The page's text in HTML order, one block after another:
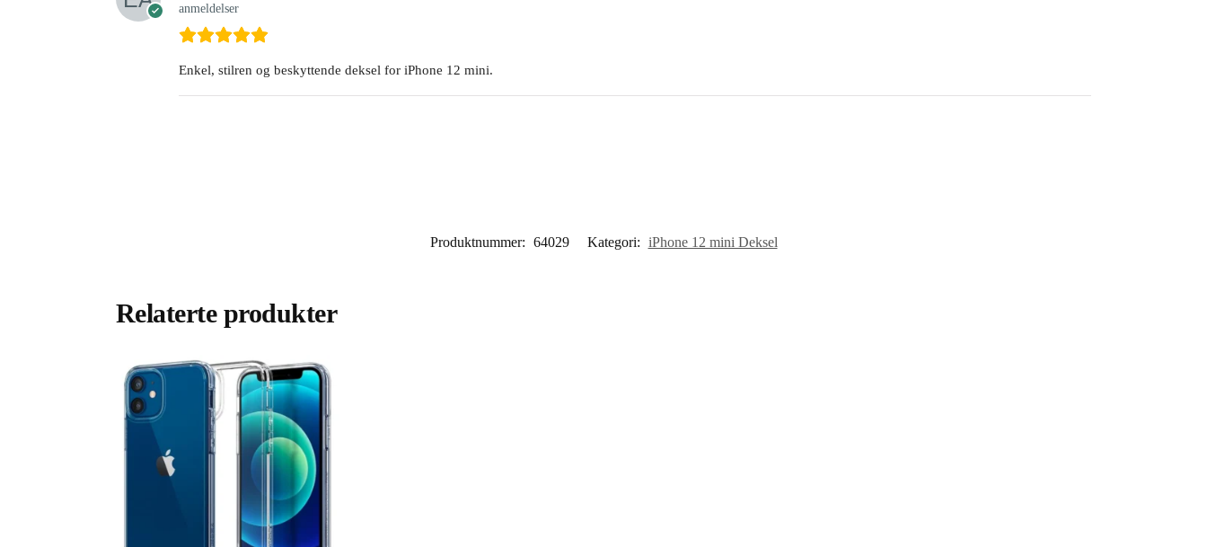
anmeldelser
Enkel, stilren og beskyttende deksel for iPhone 12 mini.
Produktnummer: 64029 Kategori: iPhone 12 mini Deksel
Relaterte produkter